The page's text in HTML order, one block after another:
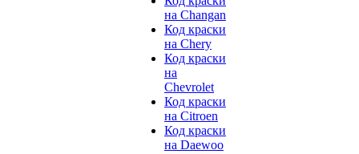
на Changan
Код краски
на Chery
Код краски
на
Chevrolet
Код краски
на Citroen
Код краски
на Daewoo